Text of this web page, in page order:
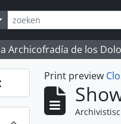
options
Archicofradía de los
Print preview